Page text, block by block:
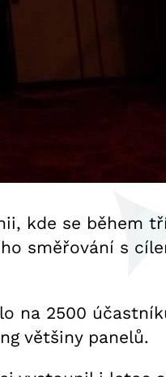
kde se během
směřování s
na 2500
většiny panelů.